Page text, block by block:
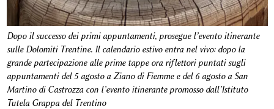
Dopo il successo dei primi appuntamenti, prosegue l’evento itinerante
sulle Dolomiti Trentine. Il calendario estivo entra nel vivo: dopo la
grande partecipazione alle prime tappe ora riflettori puntati sugli
appuntamenti del 5 agosto a Ziano di Fiemme e del 6 agosto a San
Martino di Castrozza con l’evento itinerante promosso dall’Istituto
Tutela Grappa del Trentino